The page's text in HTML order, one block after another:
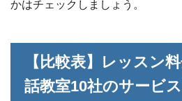
かはチェックしましょう。
【比較表】レッスン
話教室10社のサービ